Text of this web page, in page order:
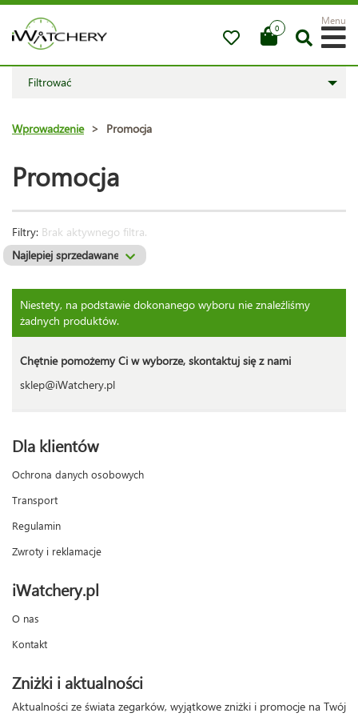
0
Menu
Filtrować
Wprowadzenie > Promocja
Promocja
Filtry: Brak aktywnego filtra.
Niestety, na podstawie dokonanego wyboru nie znaleźliśmy
żadnych produktów.
Chętnie pomożemy Ci w wyborze, skontaktuj się z nami
sklep@iWatchery.pl
Dla klientów
Ochrona danych osobowych
Transport
Regulamin
Zwroty i reklamacje
iWatchery.pl
O nas
Kontakt
Zniżki i aktualności
Aktualności ze świata zegarków, wyjątkowe zniżki i promocje na Twój